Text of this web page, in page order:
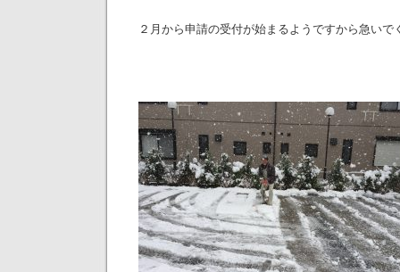
２月から申請の受付が始まるようですから急いで